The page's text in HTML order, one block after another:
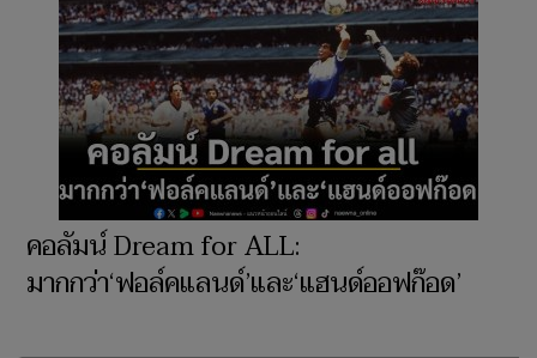
คอลัมน์ Dream for ALL:
มากกว่า‘ฟอล์คแลนด์’และ‘แฮนด์ออฟก๊อด’